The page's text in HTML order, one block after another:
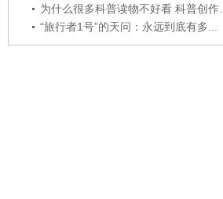
为什么很多科普读物不好看 科普创作...
“旅行者1号”的天问：永远到底有多...